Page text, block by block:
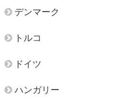
デンマーク
トルコ
ドイツ
ハンガリー